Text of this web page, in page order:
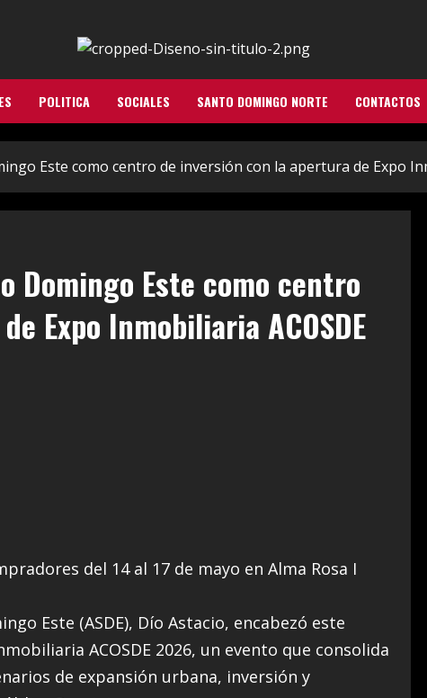
POLITICA SOCIALES SANTO DOMINGO NORTE CONTACTOS
Este como centro de inversión con la apertura de Expo
Domingo Este como centro
Expo Inmobiliaria ACOSDE
del 14 al 17 de mayo en Alma Rosa I
Este (ASDE), Dío Astacio, encabezó este
ACOSDE 2026, un evento que consolida
de expansión urbana, inversión y